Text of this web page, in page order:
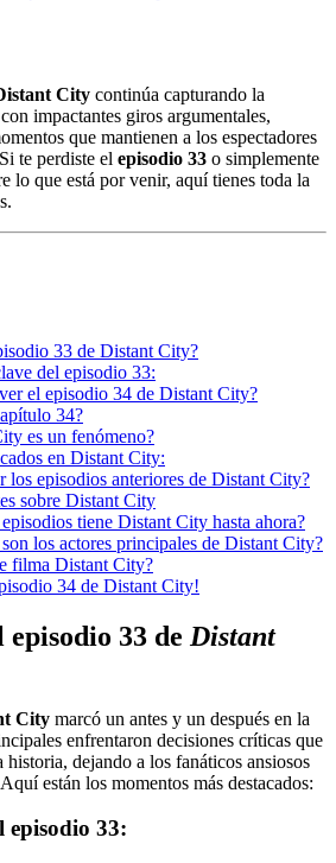
City continúa capturando la
impactantes giros argumentales,
que mantienen a los espectadores
te perdiste el episodio 33 o simplemente
lo que está por venir, aquí tienes toda la
33 de Distant City?
del episodio 33:
el episodio 34 de Distant City?
34?
es un fenómeno?
en Distant City:
los episodios anteriores de Distant City?
sobre Distant City
tiene Distant City hasta ahora?
los actores principales de Distant City?
filma Distant City?
34 de Distant City!
episodio 33 de Distant
City marcó un antes y un después en la
enfrentaron decisiones críticas que
dejando a los fanáticos ansiosos
están los momentos más destacados:
episodio 33: